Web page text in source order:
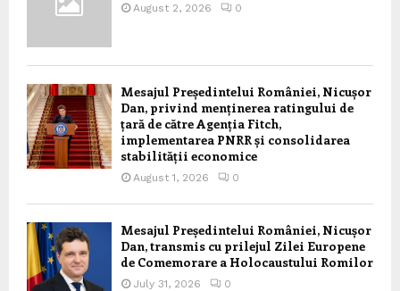
August 2, 2026 0
Mesajul Președintelui României, Nicușor
Dan, privind menținerea ratingului de
țară de către Agenția Fitch,
implementarea PNRR și consolidarea
stabilității economice
August 1, 2026 0
Mesajul Președintelui României, Nicușor
Dan, transmis cu prilejul Zilei Europene
de Comemorare a Holocaustului Romilor
July 31, 2026 0